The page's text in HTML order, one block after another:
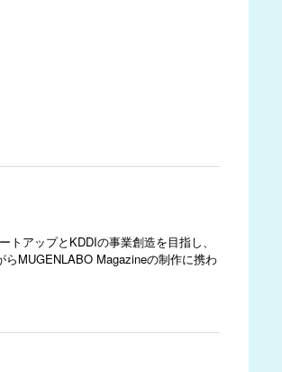
アップとKDDIの事業創造を目指し、
MUGENLABO Magazineの制作に携わ